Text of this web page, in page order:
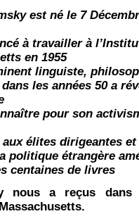
est né le 7
à travailler à
en 1955
linguiste,
les années 50 a
pour son
aux élites dirigeantes
politique étrangère
centaines de livres
nous a reçus